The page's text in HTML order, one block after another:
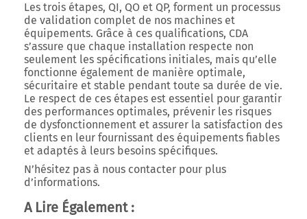
Les trois étapes, QI, QO et QP, forment un processus
de validation complet de nos machines et
équipements. Grâce à ces qualifications, CDA
s’assure que chaque installation respecte non
seulement les spécifications initiales, mais qu’elle
fonctionne également de manière optimale,
sécuritaire et stable pendant toute sa durée de vie.
Le respect de ces étapes est essentiel pour garantir
des performances optimales, prévenir les risques
de dysfonctionnement et assurer la satisfaction des
clients en leur fournissant des équipements fiables
et adaptés à leurs besoins spécifiques.
N’hésitez pas à nous contacter pour plus
d’informations.
A Lire Également :